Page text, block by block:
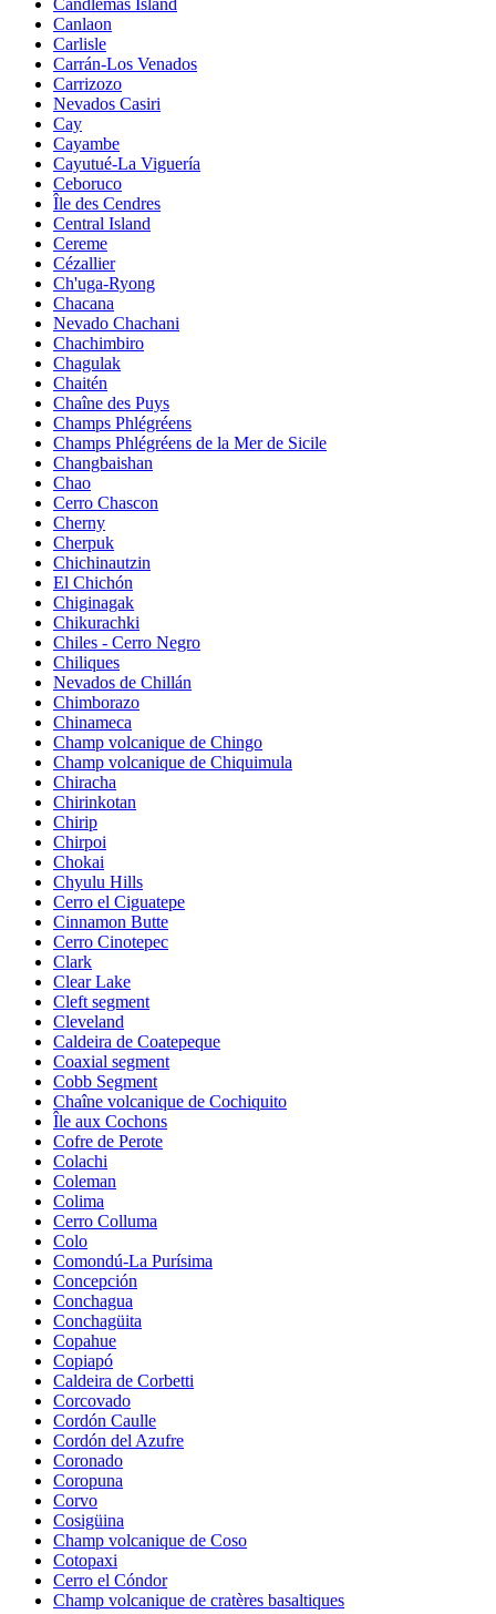
Canlaon
Carlisle
Carrán-Los Venados
Carrizozo
Nevados Casiri
Cay
Cayambe
Cayutué-La Viguería
Ceboruco
Île des Cendres
Central Island
Cereme
Cézallier
Ch'uga-Ryong
Chacana
Nevado Chachani
Chachimbiro
Chagulak
Chaitén
Chaîne des Puys
Champs Phlégréens
Champs Phlégréens de la Mer de Sicile
Changbaishan
Chao
Cerro Chascon
Cherny
Cherpuk
Chichinautzin
El Chichón
Chiginagak
Chikurachki
Chiles - Cerro Negro
Chiliques
Nevados de Chillán
Chimborazo
Chinameca
Champ volcanique de Chingo
Champ volcanique de Chiquimula
Chiracha
Chirinkotan
Chirip
Chirpoi
Chokai
Chyulu Hills
Cerro el Ciguatepe
Cinnamon Butte
Cerro Cinotepec
Clark
Clear Lake
Cleft segment
Cleveland
Caldeira de Coatepeque
Coaxial segment
Cobb Segment
Chaîne volcanique de Cochiquito
Île aux Cochons
Cofre de Perote
Colachi
Coleman
Colima
Cerro Colluma
Colo
Comondú-La Purísima
Concepción
Conchagua
Conchagüita
Copahue
Copiapó
Caldeira de Corbetti
Corcovado
Cordón Caulle
Cordón del Azufre
Coronado
Coropuna
Corvo
Cosigüina
Champ volcanique de Coso
Cotopaxi
Cerro el Cóndor
Champ volcanique de cratères basaltiques